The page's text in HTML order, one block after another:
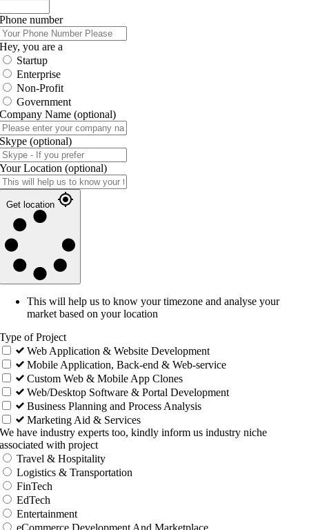
Phone number
Hey, you are a
Startup
Enterprise
Non-Profit
Government
Company Name (optional)
Skype (optional)
Your Location (optional)
Get location
This will help us to know your timezone and analyse your
market based on your location
Type of Project
Web Application & Website Development
Mobile Application, Back-end & Web-service
Custom Web & Mobile App Clones
Web/Desktop Software & Portal Development
Business Planning and Process Analysis
Marketing Aid & Services
We have industry experts too, kindly inform us industry niche
associated with project
Travel & Hospitality
Logistics & Transportation
FinTech
EdTech
Entertainment